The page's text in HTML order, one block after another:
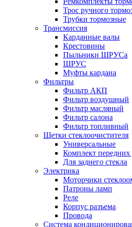
Трос ручного
Трубки тормозные
Трансмиссия
Карданные валы
Крестовины
Пыльники ШРУСа
ШРУС
Муфты кардана
Фильтры
Фильтр АКП
Фильтр воздушный
Фильтр масляный
Фильтр салона
Фильтр топливный
Щетки стеклоочистителя
Универсальные
Комплект передних
Для заднего стекла
Электрика
Моторчики
Патроны ламп
Реле
Корпус разъема
Провода
Система